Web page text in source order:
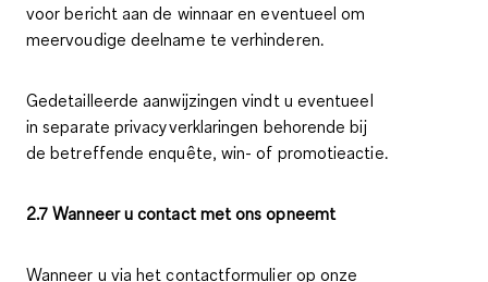
voor bericht aan de winnaar en eventueel om
meervoudige deelname te verhinderen.
Gedetailleerde aanwijzingen vindt u eventueel
in separate privacyverklaringen behorende bij
de betreffende enquête, win- of promotieactie.
2.7 Wanneer u contact met ons opneemt
Wanneer u via het contactformulier op onze